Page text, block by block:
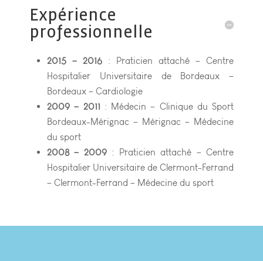
Expérience
professionnelle
2015 – 2016 : Praticien attaché – Centre
Hospitalier Universitaire de Bordeaux –
Bordeaux – Cardiologie
2009 – 2011 : Médecin – Clinique du Sport
Bordeaux-Mérignac – Mérignac – Médecine
du sport
2008 – 2009: Praticien attaché – Centre
Hospitalier Universitaire de Clermont-Ferrand
– Clermont-Ferrand – Médecine du sport